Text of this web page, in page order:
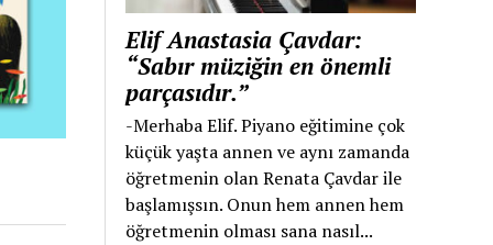
Elif Anastasia Çavdar:
“Sabır müziğin en önemli
parçasıdır.”
-Merhaba Elif. Piyano eğitimine çok
küçük yaşta annen ve aynı zamanda
öğretmenin olan Renata Çavdar ile
başlamışsın. Onun hem annen hem
öğretmenin olması sana nasıl...